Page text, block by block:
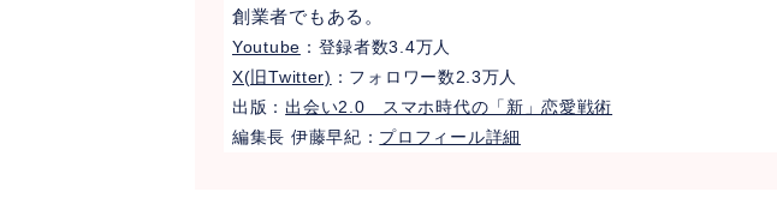
創業者でもある。
Youtube ：登録者数3.4万人
X(旧Twitter) ：フォロワー数2.3万人
出版：出会い2.0 スマホ時代の「新」恋愛戦術
編集長 伊藤早紀： プロフィール詳細